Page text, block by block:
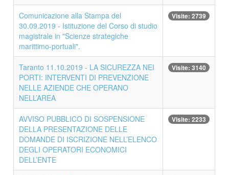
Comunicazione alla Stampa del
30.09.2019 - Istituzione del Corso di studio
magistrale in "Scienze strategiche
marittimo-portuali".
Visite: 2739
Taranto 11.10.2019 - LA SICUREZZA NEI
PORTI: INTERVENTI DI PREVENZIONE
NELLE AZIENDE CHE OPERANO
NELL’AREA
Visite: 3140
AVVISO PUBBLICO DI SOSPENSIONE
DELLA PRESENTAZIONE DELLE
DOMANDE DI ISCRIZIONE NELL’ELENCO
DEGLI OPERATORI ECONOMICI
DELL’ENTE
Visite: 2233